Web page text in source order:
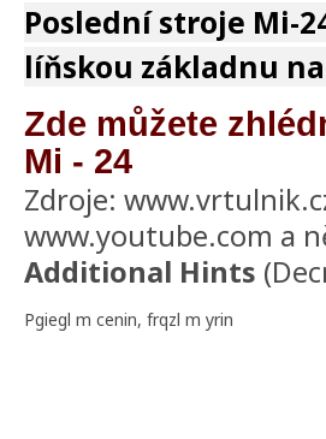
Poslední stroje Mi-
líňskou základnu
Zde můžete
Mi - 24
Zdroje:
www.youtube.com a
Additional Hints (
Pgiegl m cenin, frqzl m yrin